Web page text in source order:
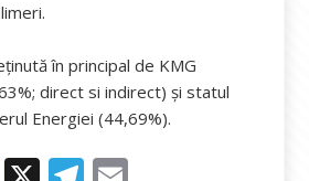
în principal de KMG
direct si indirect) și statul
Energiei (44,69%).